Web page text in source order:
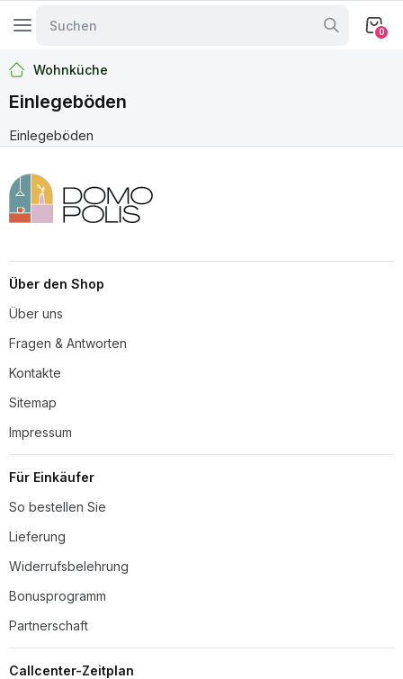
0
Wohnküche
Einlegeböden
Einlegeböden
Über den Shop
Über uns
Fragen & Antworten
Kontakte
Sitemap
Impressum
Für Einkäufer
So bestellen Sie
Lieferung
Widerrufsbelehrung
Bonusprogramm
Partnerschaft
Callcenter-Zeitplan